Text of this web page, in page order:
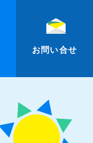
お問い合せ